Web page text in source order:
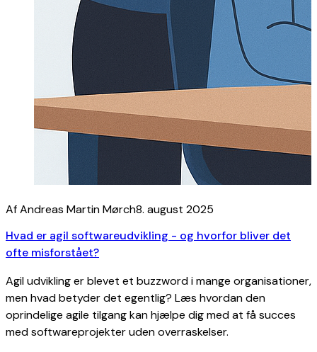
Af Andreas Martin Mørch8. august 2025
Hvad er agil softwareudvikling - og hvorfor bliver det
ofte misforstået?
Agil udvikling er blevet et buzzword i mange organisationer,
men hvad betyder det egentlig? Læs hvordan den
oprindelige agile tilgang kan hjælpe dig med at få succes
med softwareprojekter uden overraskelser.